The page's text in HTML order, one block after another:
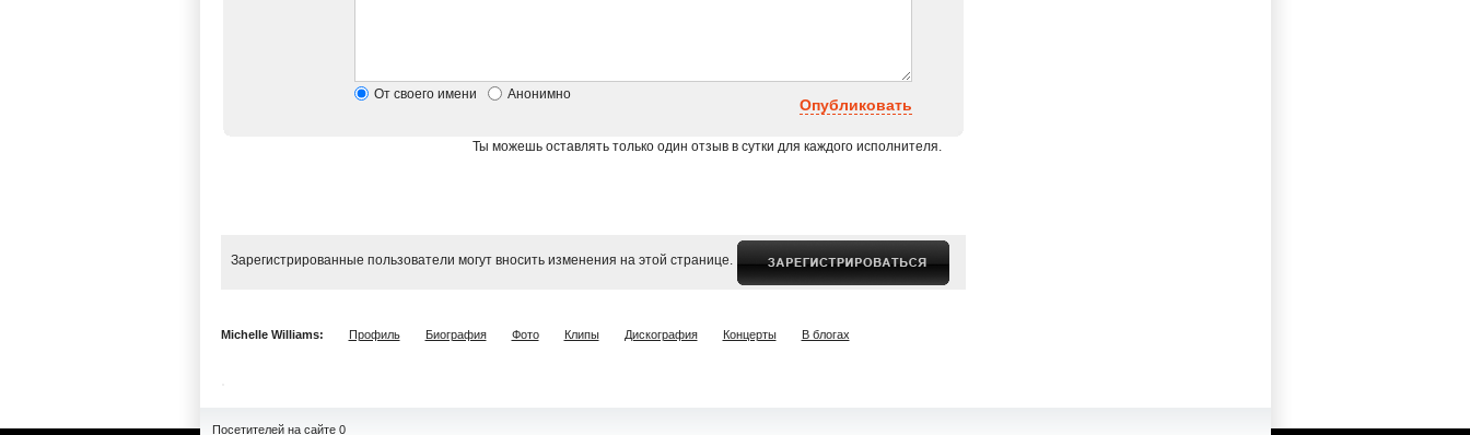
От своего имени Анонимно
Опубликовать
Ты можешь оставлять только один отзыв в сутки для каждого исполнителя.
Зарегистрированные пользователи могут вносить изменения на этой странице.
Michelle Williams: Профиль Биография Фото Клипы Дискография Концерты В блогах
Посетителей на сайте 0